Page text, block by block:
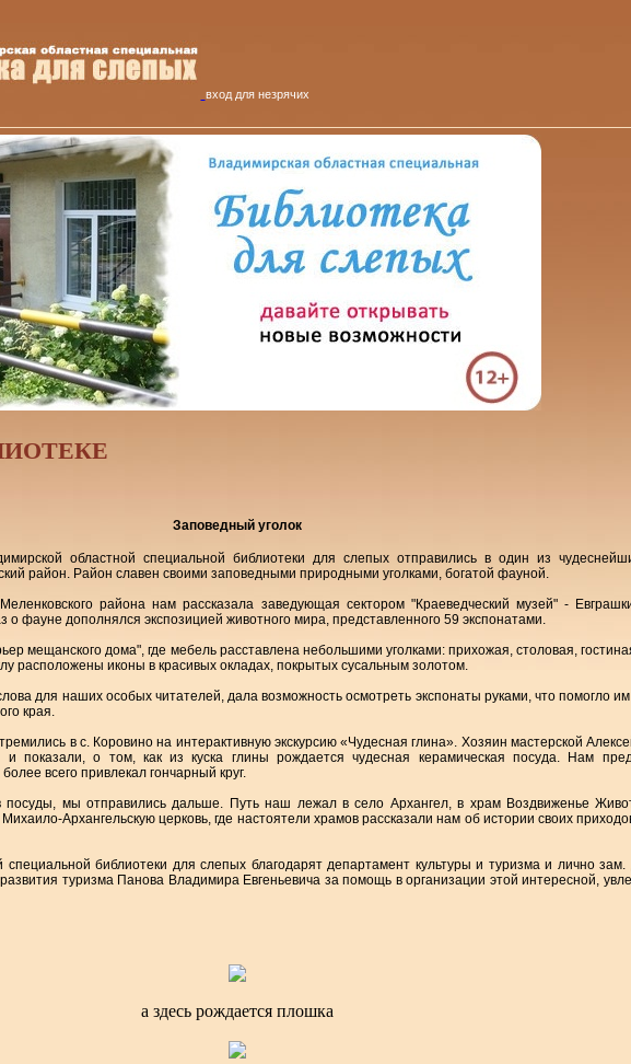
вход для незрячих
Заповедный уголок
областной специальной библиотеки для слепых отправились в один из
район. Район славен своими заповедными природными уголками, богатой фауной.
района нам рассказала заведующая сектором "Краеведческий музей" -
о фауне дополнялся экспозицией животного мира, представленного 59 экспонатами.
мещанского дома", где мебель расставлена небольшими уголками: прихожая, столовая,
расположены иконы в красивых окладах, покрытых сусальным золотом.
для наших особых читателей, дала возможность осмотреть экспонаты руками, что помогло им
края.
в с. Коровино на интерактивную экскурсию «Чудесная глина». Хозяин мастерской
показали, о том, как из куска глины рождается чудесная керамическая посуда. Нам
всего привлекал гончарный круг.
посуды, мы отправились дальше. Путь наш лежал в село Архангел, в храм Воздвиженье
Архангельскую церковь, где настоятели храмов рассказали нам об истории своих
специальной библиотеки для слепых благодарят департамент культуры и туризма и лично зам.
туризма Панова Владимира Евгеньевича за помощь в организации этой интересной,
а здесь рождается плошка